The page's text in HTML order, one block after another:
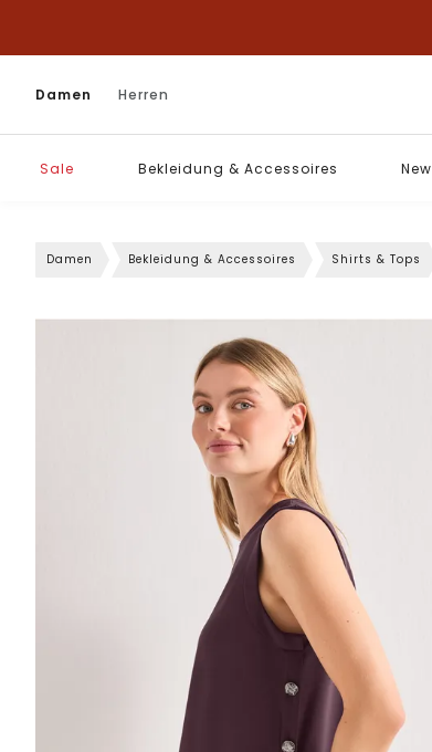
Damen Herren
Sale Bekleidung & Accessoires New
Damen Bekleidung & Accessoires Shirts & Tops